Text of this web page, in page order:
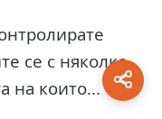
се с няколко
на които...